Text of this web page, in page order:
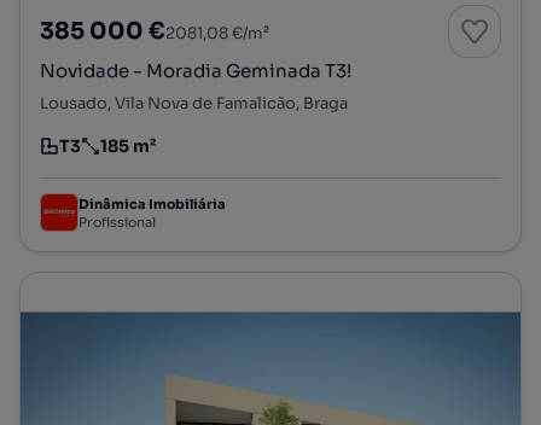
385 000 €2081,08 €/m²
Novidade - Moradia Geminada T3!
Lousado, Vila Nova de Famalicão, Braga
Tipologia
T3
Preço por metro quadrado
185 m²
Dinâmica Imobiliária
Profissional